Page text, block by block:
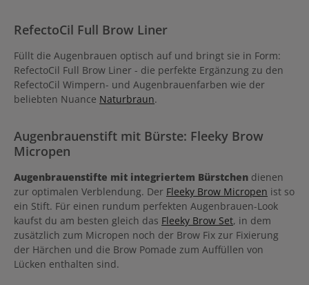
RefectoCil Full Brow Liner
Füllt die Augenbrauen optisch auf und bringt sie in Form:
RefectoCil Full Brow Liner - die perfekte Ergänzung zu den
RefectoCil Wimpern- und Augenbrauenfarben wie der
beliebten Nuance Naturbraun.
Augenbrauenstift mit Bürste: Fleeky Brow
Micropen
Augenbrauenstifte mit integriertem Bürstchen dienen
zur optimalen Verblendung. Der Fleeky Brow Micropen ist so
ein Stift. Für einen rundum perfekten Augenbrauen-Look
kaufst du am besten gleich das Fleeky Brow Set, in dem
zusätzlich zum Micropen noch der Brow Fix zur Fixierung
der Härchen und die Brow Pomade zum Auffüllen von
Lücken enthalten sind.